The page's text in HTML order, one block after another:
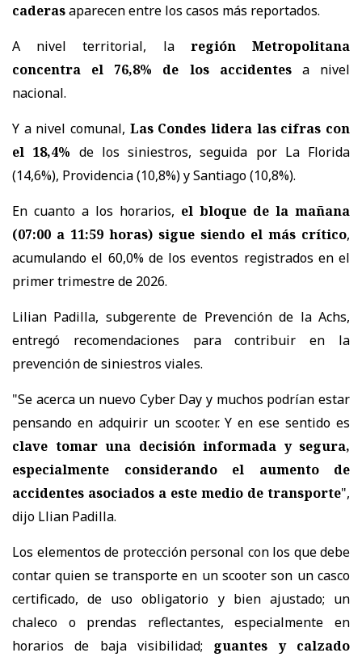
caderasaparecen entre los casos más reportados.
A nivel territorial, la región Metropolitana
concentra el 76,8% de los accidentesa nivel
nacional.
Y a nivel comunal, Las Condes lidera las cifras con
el 18,4% de los siniestros, seguida por La Florida
(14,6%), Providencia (10,8%) y Santiago (10,8%).
En cuanto a los horarios, el bloque de la mañana
(07:00 a 11:59 horas) sigue siendo el más crítico,
acumulando el 60,0% de los eventos registrados en el
primer trimestre de 2026.
Lilian Padilla, subgerente de Prevención de la Achs,
entregó recomendaciones para contribuir en la
prevención de siniestros viales.
"Se acerca un nuevo Cyber Day y muchos podrían estar
pensando en adquirir un scooter. Y en ese sentido es
clave tomar una decisión informada y segura,
especialmente considerando el aumento de
accidentes asociados a este medio de transporte",
dijo Llian Padilla.
Los elementos de protección personal con los que debe
contar quien se transporte en un scooter son un casco
certificado, de uso obligatorio y bien ajustado; un
chaleco o prendas reflectantes, especialmente en
horarios de baja visibilidad; guantes y calzado